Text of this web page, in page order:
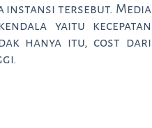
instansi tersebut. Media
yaitu kecepatan
hanya itu, cost dari